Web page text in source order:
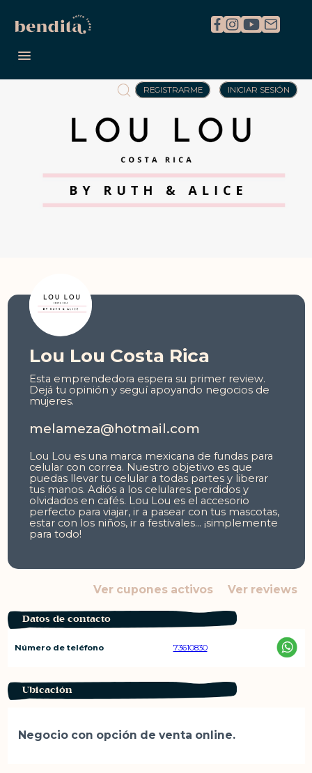
REGISTRARME INICIAR SESIÓN
Lou Lou Costa Rica
Esta emprendedora espera su primer review.
Dejá tu opinión y seguí apoyando negocios de
mujeres.
melameza@hotmail.com
Lou Lou es una marca mexicana de fundas para
celular con correa. Nuestro objetivo es que
puedas llevar tu celular a todas partes y liberar
tus manos. Adiós a los celulares perdidos y
olvidados en cafés. Lou Lou es el accesorio
perfecto para viajar, ir a pasear con tus mascotas,
estar con los niños, ir a festivales… ¡simplemente
para todo!
Ver cupones activos Ver reviews
Datos de contacto
Número de teléfono 73610830
Ubicación
Negocio con opción de venta online.